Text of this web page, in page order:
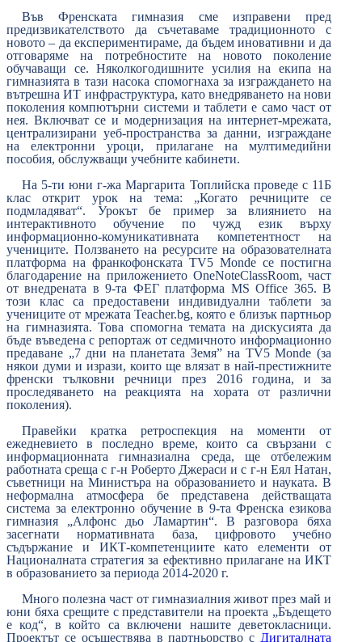
Във Френската гимназия сме изправени пред
предизвикателството да съчетаваме традиционното с
новото – да експериментираме, да бъдем иновативни и да
отговаряме на потребностите на новото поколение
обучаващи се. Няколкогодишните усилия на екипа на
гимназията в тази насока спомогнаха за изграждането на
вътрешна ИТ инфраструктура, като внедряването на нови
поколения компютърни системи и таблети е само част от
нея. Включват се и модернизация на интернет-мрежата,
централизирани уеб-пространства за данни, изграждане
на електронни уроци, прилагане на мултимедийни
пособия, обслужващи учебните кабинети.
На 5-ти юни г-жа Маргарита Топлийска проведе с 11Б
клас открит урок на тема: „Когато речниците се
подмладяват“. Урокът бе пример за влиянието на
интерактивното обучение по чужд език върху
информационно-комуникативната компетентност на
учениците. Ползването на ресурсите на образователната
платформа на франкофонската TV5 Monde се постигна
благодарение на приложението OneNoteClassRoom, част
от внедрената в 9-та ФЕГ платформа MS Office 365. В
този клас са предоставени индивидуални таблети за
учениците от мрежата Teacher.bg, която е близък партньор
на гимназията. Това спомогна темата на дискусията да
бъде въведена с репортаж от седмичното информационно
предаване „7 дни на планетата Земя” на TV5 Monde (за
някои думи и изрази, които ще влязат в най-престижните
френски тълковни речници през 2016 година, и за
проследяването на реакцията на хората от различни
поколения).
Правейки кратка ретроспекция на моменти от
ежедневието в последно време, които са свързани с
информационната гимназиална среда, ще отбележим
работната среща с г-н Роберто Джераси и с г-н Еял Натан,
съветници на Министъра на образованието и науката. В
неформална атмосфера бе представена действащата
система за електронно обучение в 9-та Френска езикова
гимназия „Алфонс дьо Ламартин“. В разговора бяха
засегнати нормативната база, цифровото учебно
съдържание и ИКТ-компетенциите като елементи от
Националната стратегия за ефективно прилагане на ИКТ
в образованието за периода 2014-2020 г.
Много полезна част от гимназиалния живот през май и
юни бяха срещите с представители на проекта „Бъдещето
е код“, в който са включени нашите деветокласници.
Проектът се осъществява в партньорство с Дигиталната